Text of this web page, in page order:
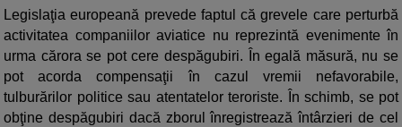
Legislaţia europeană prevede faptul că grevele care perturbă
activitatea companiilor aviatice nu reprezintă evenimente în
urma cărora se pot cere despăgubiri. În egală măsură, nu se
pot acorda compensaţii în cazul vremii nefavorabile,
tulburărilor politice sau atentatelor teroriste. În schimb, se pot
obţine despăgubiri dacă zborul înregistrează întârzieri de cel